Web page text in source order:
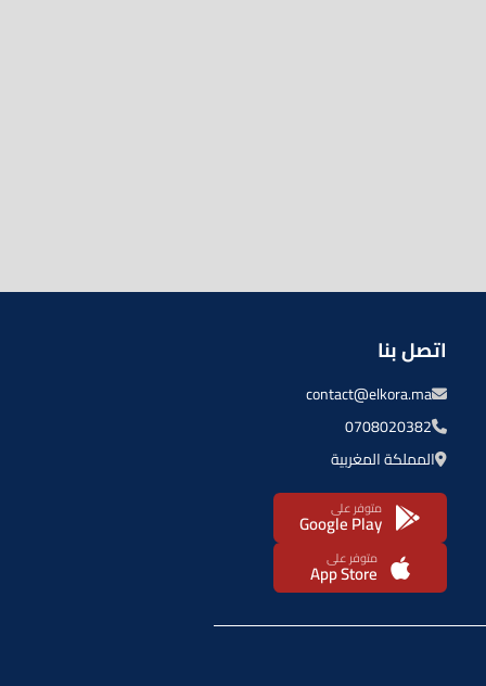
اتصل بنا
contact@elkora.ma
0708020382
المملكة المغربية
متوفر على
Google Play
متوفر على
App Store